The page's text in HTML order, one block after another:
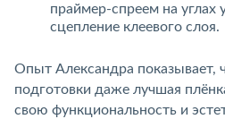
праймер-спреем на углах
сцепление клеевого слоя.
Опыт Александра показывает,
подготовки даже лучшая
свою функциональность и